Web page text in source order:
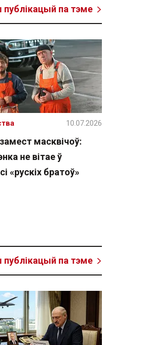
па тэме
масквічоў:
не вітае ў
«рускіх братоў»
10.07.2026
па тэме